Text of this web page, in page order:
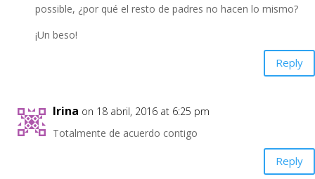
possible, ¿por qué el resto de padres no hacen lo mismo?
¡Un beso!
Reply
Irina on 18 abril, 2016 at 6:25 pm
Totalmente de acuerdo contigo
Reply